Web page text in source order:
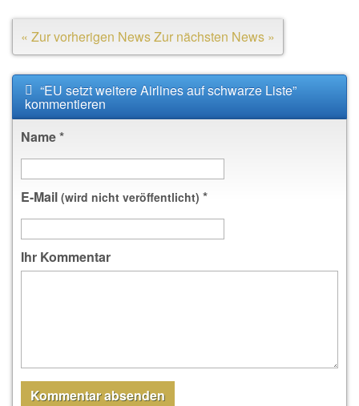
« Zur vorherigen NewsZur nächsten News »
“EU setzt weitere Airlines auf schwarze Liste”
kommentieren
Name*
E-Mail (wird nicht veröffentlicht) *
Ihr Kommentar